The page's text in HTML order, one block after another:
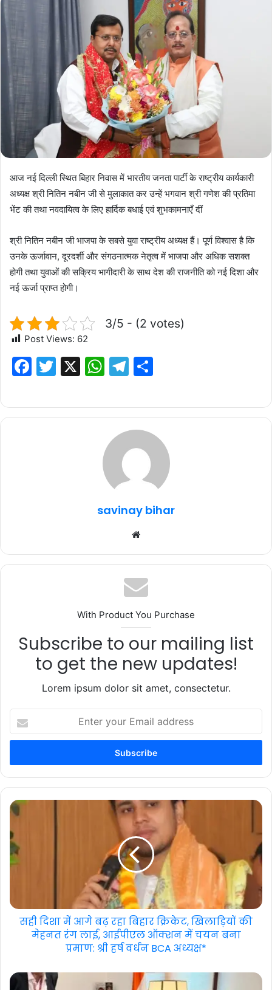
आज नई दिल्ली स्थित बिहार निवास में भारतीय जनता पार्टी के राष्ट्रीय कार्यकारी
अध्यक्ष श्री नितिन नबीन जी से मुलाकात कर उन्हें भगवान श्री गणेश की प्रतिमा
भेंट की तथा नवदायित्व के लिए हार्दिक बधाई एवं शुभकामनाएँ दीं
श्री नितिन नबीन जी भाजपा के सबसे युवा राष्ट्रीय अध्यक्ष हैं। पूर्ण विश्वास है कि
उनके ऊर्जावान, दूरदर्शी और संगठनात्मक नेतृत्व में भाजपा और अधिक सशक्त
होगी तथा युवाओं की सक्रिय भागीदारी के साथ देश की राजनीति को नई दिशा और
नई ऊर्जा प्राप्त होगी।
3/5 - (2 votes)
Post Views: 62
F
c
e
T
it
te
X
W
at
s
A
p
T
e
g
ra
ar
e
savinay bihar
With Product You Purchase
Subscribe to our mailing list
to get the new updates!
Lorem ipsum dolor sit amet, consectetur.
your
Email
सही दिशा में आगे बढ़ रहा बिहार क्रिकेट, खिलाड़ियों की
मेहनत रंग लाई, आईपीएल ऑक्शन में चयन बना
प्रमाण: श्री हर्ष वर्धन BCA अध्यक्ष*